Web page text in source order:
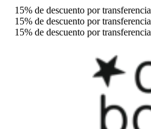
15% de descuento por transferencia
15% de descuento por transferencia
15% de descuento por transferencia